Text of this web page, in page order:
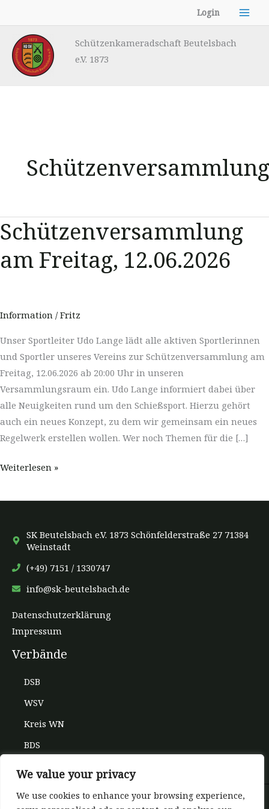
We value your privacy
We use cookies to enhance your browsing experience,
Inhalt
springen
Login
Schützenkameradschaft Beutelsbach
e.V. 1873
Schützenversammlung
Schützenversammlung
am Freitag, 12.06.2026
Information / Fritz
Unser Sportleiter Udo Lange lädt alle aktiven Sportlerinnen
und Sportler unseres Vereins zur Schützenversammlung am
Freitag, 12.06.2026 ab 20:00 Uhr in unseren
Versammlungsraum ein. Udo Lange informiert dabei über
alle Neuigkeiten rund um den Schießsport. Hierzu gehört
auch ein neues Konzept, zu dem wir gemeinsam ein neues
Regelwerk erstellen wollen. Wer noch Themen für die […]
Schützenversammlung
Freitag,
Weiterlesen »
SK Beutelsbach e.V. 1873 Schönfelderstraße 27 71384
Weinstadt
(+49) 7151 / 1330747
info@sk-beutelsbach.de
Datenschutzerklärung
Impressum
Verbände
DSB
WSV
Kreis WN
BDS
Copyright © 2026 SKB